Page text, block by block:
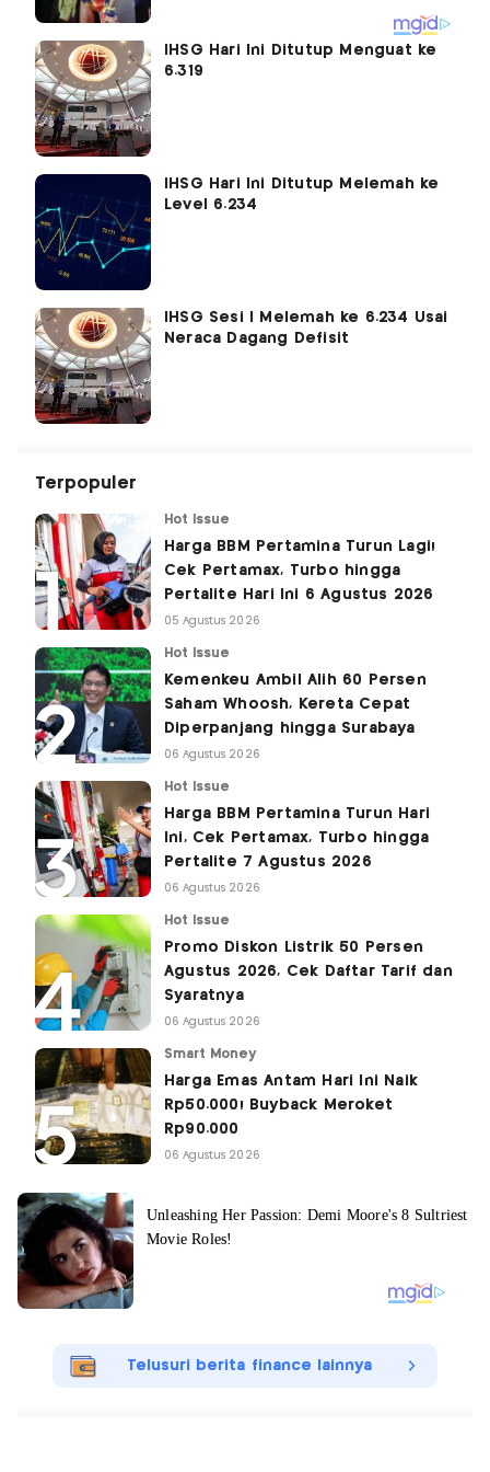
IHSG Hari Ini Ditutup Menguat ke
6.319
IHSG Hari Ini Ditutup Melemah ke
Level 6.234
IHSG Sesi I Melemah ke 6.234 Usai
Neraca Dagang Defisit
Terpopuler
Hot Issue
Harga BBM Pertamina Turun Lagi!
Cek Pertamax, Turbo hingga
Pertalite Hari Ini 6 Agustus 2026
05 Agustus 2026
Hot Issue
Kemenkeu Ambil Alih 60 Persen
Saham Whoosh, Kereta Cepat
Diperpanjang hingga Surabaya
06 Agustus 2026
Hot Issue
Harga BBM Pertamina Turun Hari
Ini, Cek Pertamax, Turbo hingga
Pertalite 7 Agustus 2026
06 Agustus 2026
Hot Issue
Promo Diskon Listrik 50 Persen
Agustus 2026, Cek Daftar Tarif dan
Syaratnya
06 Agustus 2026
Smart Money
Harga Emas Antam Hari Ini Naik
Rp50.000! Buyback Meroket
Rp90.000
06 Agustus 2026
Telusuri berita finance lainnya